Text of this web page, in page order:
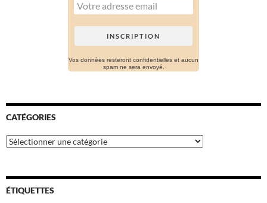
Vos données resteront confidentielles et aucun
spam ne sera envoyé.
CATÉGORIES
Catégories
ÉTIQUETTES